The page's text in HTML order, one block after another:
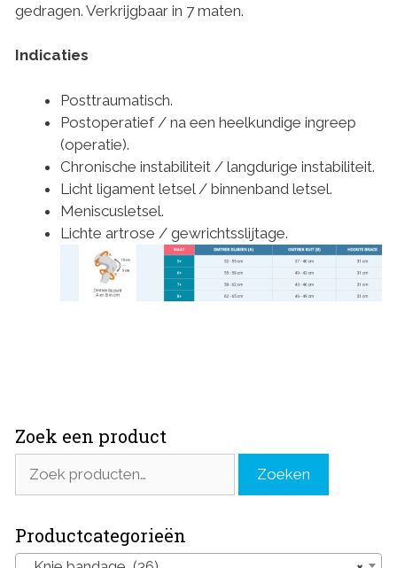
gedragen. Verkrijgbaar in 7 maten.
Indicaties
Posttraumatisch.
Postoperatief / na een heelkundige ingreep
(operatie).
Chronische instabiliteit / langdurige instabiliteit.
Licht ligament letsel / binnenband letsel.
Meniscusletsel.
Lichte artrose / gewrichtsslijtage.
Zoek een product
naar:
Zoeken
Productcategorieën